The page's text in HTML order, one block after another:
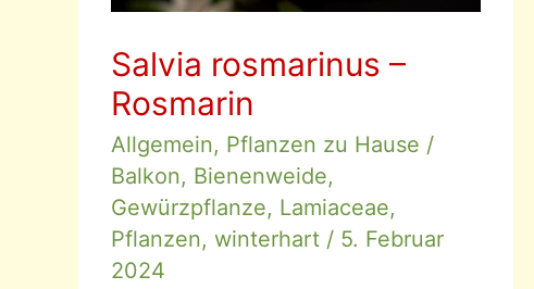
Salvia rosmarinus –
Rosmarin
Allgemein, Pflanzen zu Hause /
Balkon, Bienenweide,
Gewürzpflanze, Lamiaceae,
Pflanzen, winterhart / 5. Februar
2024